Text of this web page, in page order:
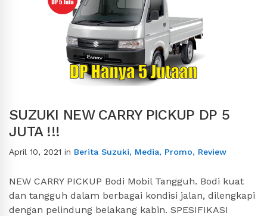
SUZUKI NEW CARRY PICKUP DP 5
JUTA !!!
April 10, 2021 in Berita Suzuki, Media, Promo, Review
NEW CARRY PICKUP Bodi Mobil Tangguh. Bodi kuat
dan tangguh dalam berbagai kondisi jalan, dilengkapi
dengan pelindung belakang kabin. SPESIFIKASI